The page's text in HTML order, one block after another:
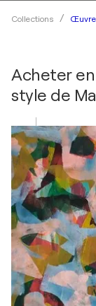
Collections
Acheter
style de